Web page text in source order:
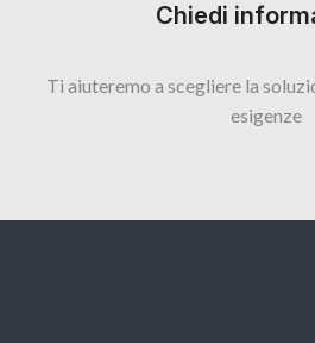
Chiedi
Ti aiuteremo a scegliere la
esigenze